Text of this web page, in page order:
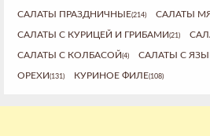
САЛАТЫ ПРАЗДНИЧНЫЕ(214) САЛАТЫ
САЛАТЫ С КУРИЦЕЙ И ГРИБАМИ (21)
САЛАТЫ С КОЛБАСОЙ (4) САЛАТЫ С
ОРЕХИ (131) КУРИНОЕ ФИЛЕ(108)